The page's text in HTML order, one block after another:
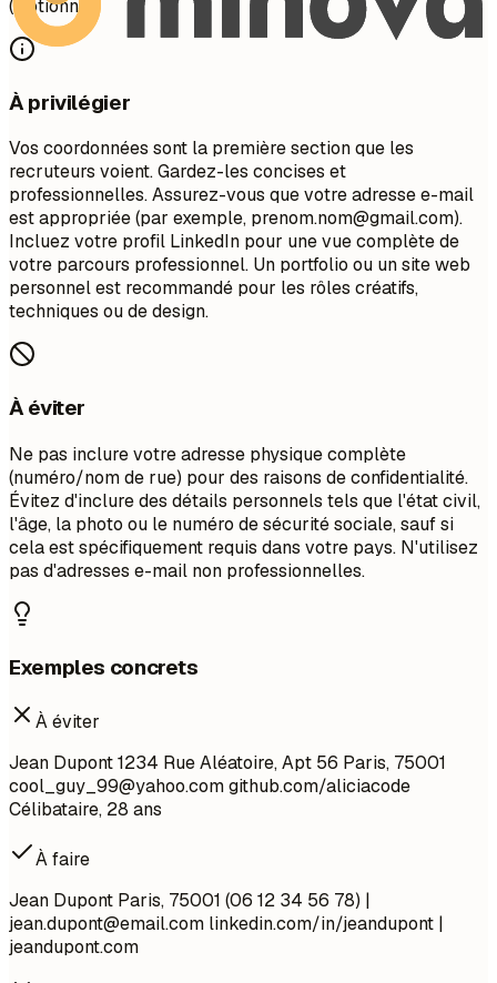
(Optionnel)
À privilégier
Vos coordonnées sont la première section que les
recruteurs voient. Gardez-les concises et
professionnelles. Assurez-vous que votre adresse e-mail
est appropriée (par exemple, prenom.nom@gmail.com).
Incluez votre profil LinkedIn pour une vue complète de
votre parcours professionnel. Un portfolio ou un site web
personnel est recommandé pour les rôles créatifs,
techniques ou de design.
À éviter
Ne pas inclure votre adresse physique complète
(numéro/nom de rue) pour des raisons de confidentialité.
Évitez d'inclure des détails personnels tels que l'état civil,
l'âge, la photo ou le numéro de sécurité sociale, sauf si
cela est spécifiquement requis dans votre pays. N'utilisez
pas d'adresses e-mail non professionnelles.
Exemples concrets
À éviter
Jean Dupont 1234 Rue Aléatoire, Apt 56 Paris, 75001
cool_guy_99@yahoo.comgithub.com/aliciacode
Célibataire, 28 ans
À faire
Jean Dupont Paris, 75001 (06 12 34 56 78) |
jean.dupont@email.com linkedin.com/in/jeandupont |
jeandupont.com